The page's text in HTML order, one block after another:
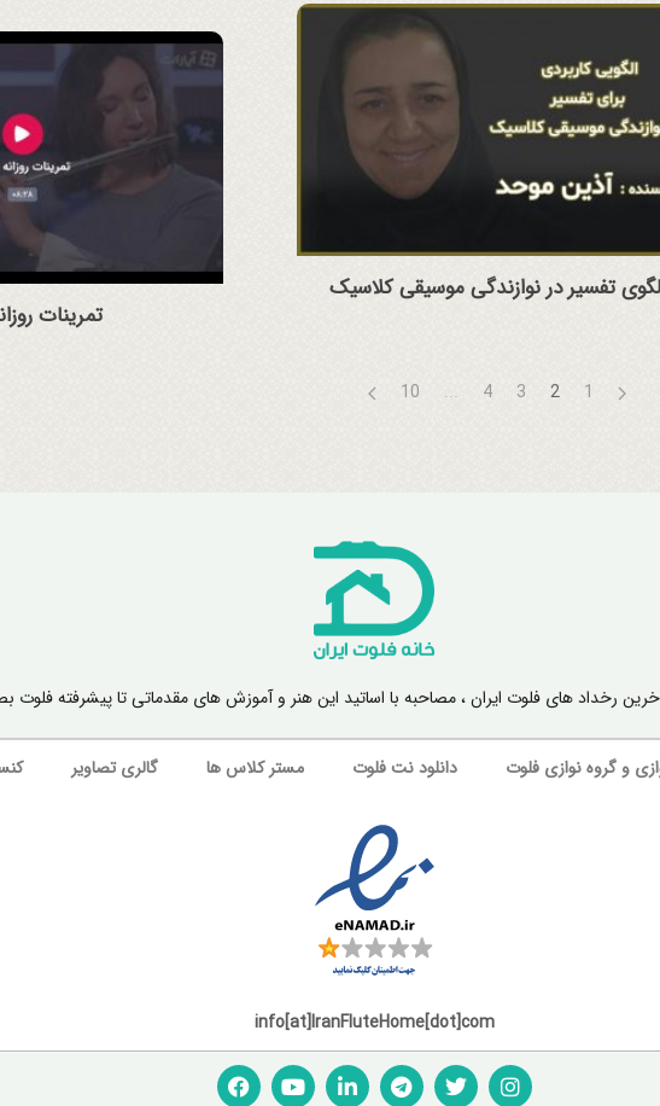
تفسیر در نوازندگی موسیقی کلاسیک
تمرینات
1
2
3
4
...
10
رخداد های فلوت ایران ، مصاحبه با اساتید این هنر و آموزش های مقدماتی تا پیشرفته
و گروه‌‌ نوازی فلوت دانلود نت فلوت مستر کلاس ها گالری تصاویر
info[at]IranFluteHome[dot]com